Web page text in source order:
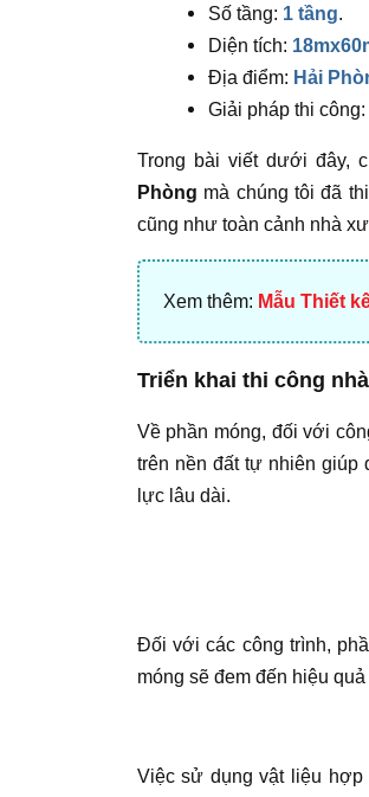
Số tầng: 1 tầng.
Diện tích:
Địa điểm: Hải
Giải pháp thi công:
Trong bài viết dưới đây,
Phòng mà chúng tôi đã
cũng như toàn cảnh nhà
Xem thêm: Mẫu Thiết
Triển khai thi công
Về phần móng, đối với
trên nền đất tự nhiên giúp
lực lâu dài.
Đối với các công trình,
móng sẽ đem đến hiệu
Việc sử dụng vật liệu hợp